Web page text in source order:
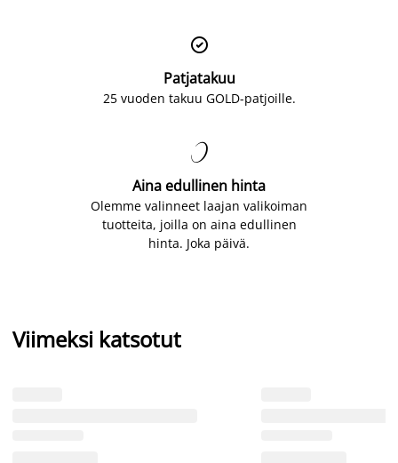

Patjatakuu
25 vuoden takuu GOLD-patjoille.

Aina edullinen hinta
Olemme valinneet laajan valikoiman
tuotteita, joilla on aina edullinen
hinta. Joka päivä.
Viimeksi katsotut